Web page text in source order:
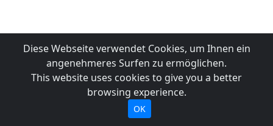
Diese Webseite verwendet Cookies, um Ihnen ein
angenehmeres Surfen zu ermöglichen.
This website uses cookies to give you a better
browsing experience.
OK